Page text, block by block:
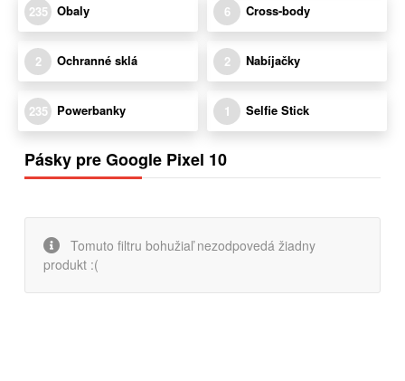
235 Obaly 6 Cross-body
2 Ochranné sklá 2 Nabíjačky
235 Powerbanky 1 Selfie Stick
Pásky pre Google Pixel 10
Tomuto filtru bohužiaľ nezodpovedá žiadny
produkt :(